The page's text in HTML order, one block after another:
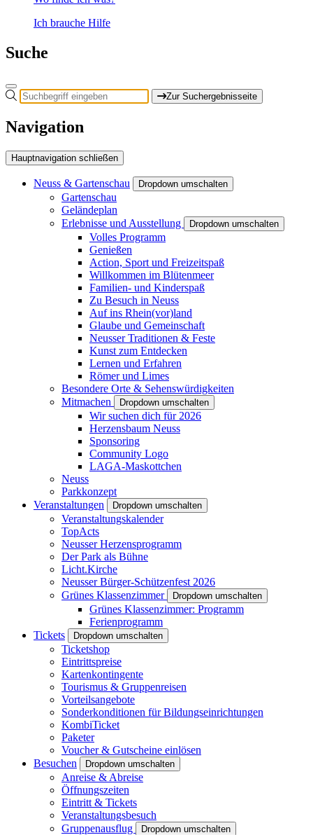
Ich brauche Hilfe
Suche
Zur Suchergebnisseite
Navigation
Hauptnavigation schließen
Neuss & Gartenschau Dropdown umschalten
Gartenschau
Geländeplan
Erlebnisse und Ausstellung
Dropdown umschalten
Volles Programm
Genießen
Action, Sport und Freizeitspaß
Willkommen im Blütenmeer
Familien- und Kinderspaß
Zu Besuch in Neuss
Auf ins Rhein(vor)land
Glaube und Gemeinschaft
Neusser Traditionen & Feste
Kunst zum Entdecken
Lernen und Erfahren
Römer und Limes
Besondere Orte & Sehenswürdigkeiten
Mitmachen
Dropdown umschalten
Wir suchen dich für 2026
Herzensbaum Neuss
Sponsoring
Community Logo
LAGA-Maskottchen
Neuss
Parkkonzept
Veranstaltungen
Dropdown umschalten
Veranstaltungskalender
TopActs
Neusser Herzensprogramm
Der Park als Bühne
Licht.Kirche
Neusser Bürger-Schützenfest 2026
Grünes Klassenzimmer
Dropdown umschalten
Grünes Klassenzimmer: Programm
Ferienprogramm
Tickets
Dropdown umschalten
Ticketshop
Eintrittspreise
Kartenkontingente
Tourismus & Gruppenreisen
Vorteilsangebote
Sonderkonditionen für Bildungseinrichtungen
KombiTicket
Paketer
Voucher & Gutscheine einlösen
Besuchen
Dropdown umschalten
Anreise & Abreise
Öffnungszeiten
Eintritt & Tickets
Veranstaltungsbesuch
Gruppenausflug
Dropdown umschalten